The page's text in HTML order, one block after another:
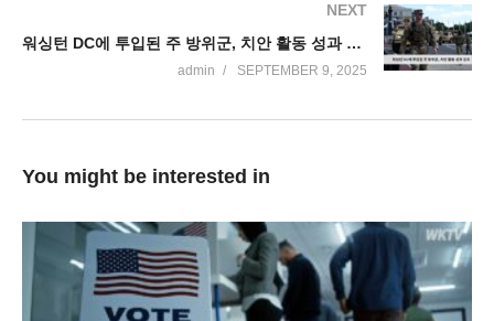
NEXT
워싱턴 DC에 투입된 주 방위군, 치안 활동 성과 강조
admin SEPTEMBER 9, 2025
You might be interested in